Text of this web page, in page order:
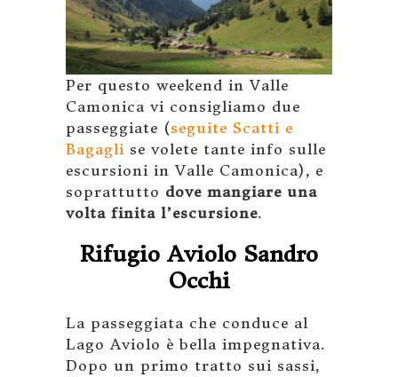
Per questo weekend in Valle
Camonica vi consigliamo due
passeggiate (seguite Scatti e
Bagagli se volete tante info sulle
escursioni in Valle Camonica), e
soprattutto dove mangiare una
volta finita l’escursione.
Rifugio Aviolo Sandro
Occhi
La passeggiata che conduce al
Lago Aviolo è bella impegnativa.
Dopo un primo tratto sui sassi,